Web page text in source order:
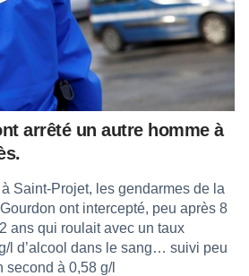
arrêté un autre homme à
Saint-Projet, les gendarmes de la
ont intercepté, peu après 8
ans qui roulait avec un taux
l d’alcool dans le sang… suivi peu
second à 0,58 g/l